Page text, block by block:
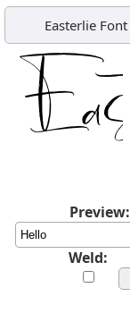
Easterlie Font
Preview:
Weld: